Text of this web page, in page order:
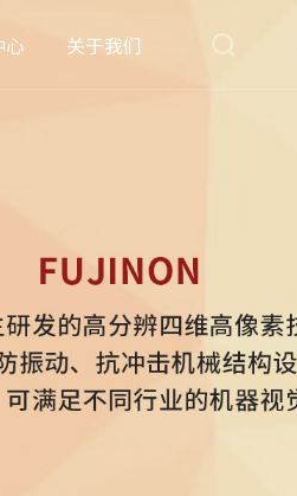
心 关于我们